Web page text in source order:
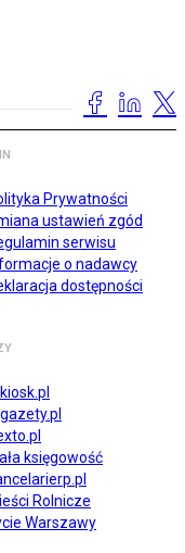
Prywatności
ustawień zgód
serwisu
o nadawcy
dostępności
księgowość
Rolnicze
Warszawy